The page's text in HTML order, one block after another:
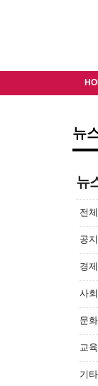
뉴
뉴
전체
공지
경제
사회
문화
교육
기타